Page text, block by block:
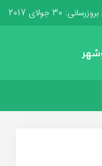
30 جولای 2017